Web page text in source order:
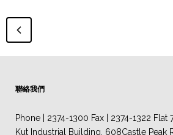
聯絡我們
Phone | 2374-1300 Fax | 2374-1322 Flat
Kut Industrial Building, 608Castle Peak